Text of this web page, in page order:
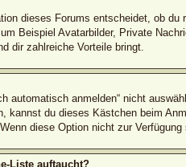
dieses Forums entscheidet, ob
Beispiel Avatarbilder, Private
dir zahlreiche Vorteile bringt.
automatisch anmelden“ nicht
du dieses Kästchen beim
diese Option nicht zur
Liste auftaucht?